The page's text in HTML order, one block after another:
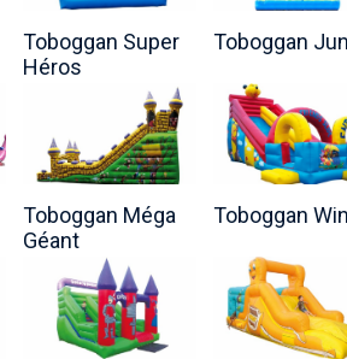
Toboggan Super
Héros
Toboggan
Toboggan Méga
Géant
Toboggan